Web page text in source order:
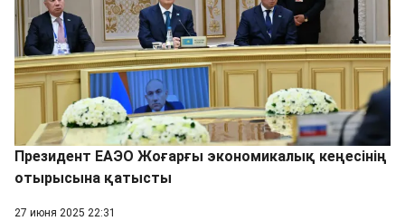
Президент ЕАЭО Жоғарғы экономикалық кеңесінің
отырысына қатысты
27 июня 2025 22:31